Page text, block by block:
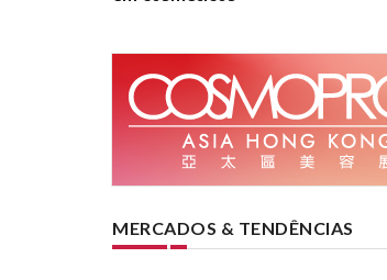
MERCADOS & TENDÊNCIAS